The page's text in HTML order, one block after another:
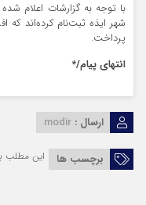
شهر ایذه ثبت‌نام کرده‌اند که
پرداخت.
انتهای پیام/*
ارسال : modir
برچسب ها این مطلب